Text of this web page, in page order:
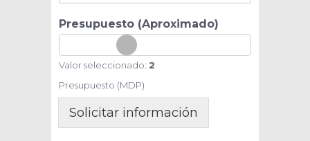
N
o
m
r
Presupuesto (Aproximado)
Valor seleccionado: 2
Presupuesto (MDP)
Solicitar información